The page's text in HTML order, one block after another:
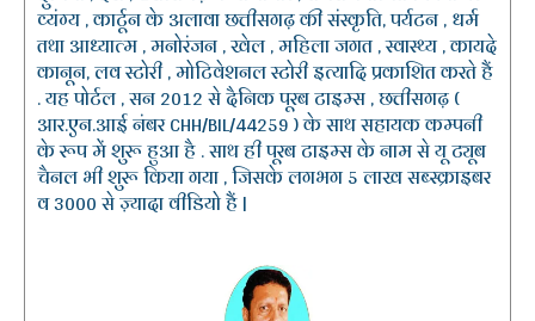
व्यंग्य , कार्टून के अलावा छत्तीसगढ़ की संस्कृति, पर्यटन , धर्म
तथा आध्यात्म , मनोरंजन , खेल , महिला जगत , स्वास्थ्य , कायदे
कानून, लव स्टोरी , मोटिवेशनल स्टोरी इत्यादि प्रकाशित करते हैं
. यह पोर्टल , सन 2012 से दैनिक पूरब टाइम्स , छत्तीसगढ़ (
आर.एन.आई नंबर CHH/BIL/44259 ) के साथ सहायक कम्पनी
के रूप में शुरू हुआ है . साथ ही पूरब टाइम्स के नाम से यू ट्यूब
चैनल भी शुरू किया गया , जिसके लगभग 5 लाख सब्स्क्राइबर
व 3000 से ज़्यादा वीडियो हैं |